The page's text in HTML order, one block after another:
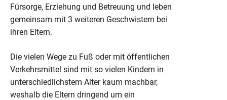
Fürsorge, Erziehung und Betreuung und leben
gemeinsam mit 3 weiteren Geschwistern bei
ihren Eltern.
Die vielen Wege zu Fuß oder mit öffentlichen
Verkehrsmittel sind mit so vielen Kindern in
unterschiedlichstem Alter kaum machbar,
weshalb die Eltern dringend um ein